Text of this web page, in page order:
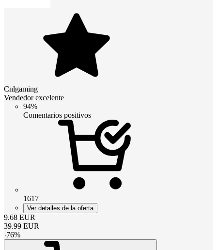
Cnlgaming
Vendedor excelente
94%
Comentarios positivos
1617
Ver detalles de la oferta
9.68 EUR
39.99 EUR
-76%